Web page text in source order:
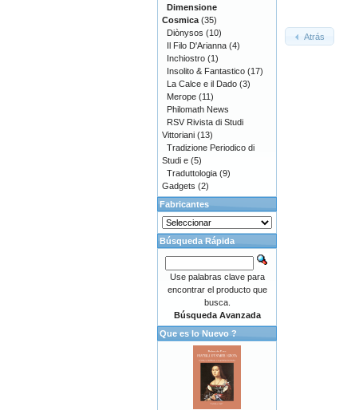
Atrás
Dimensione
Cosmica (35)
Diònysos (10)
Il Filo D'Arianna (4)
Inchiostro (1)
Insolito & Fantastico (17)
La Calce e il Dado (3)
Merope (11)
Philomath News
RSV Rivista di Studi
Vittoriani (13)
Tradizione Periodico di
Studi e (5)
Traduttologia (9)
Gadgets (2)
Fabricantes
Búsqueda Rápida
Use palabras clave para
encontrar el producto que
busca.
Búsqueda Avanzada
Que es lo Nuevo ?